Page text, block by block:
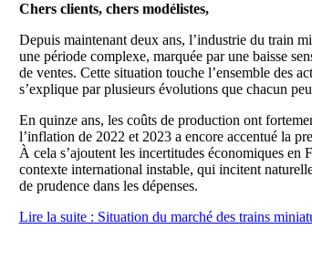
Chers clients, chers modélistes,
Depuis maintenant deux ans, l’industrie du train
une période complexe, marquée par une baisse
de ventes. Cette situation touche l’ensemble des
s’explique par plusieurs évolutions que chacun
En quinze ans, les coûts de production ont
l’inflation de 2022 et 2023 a encore accentué la
À cela s’ajoutent les incertitudes économiques en
contexte international instable, qui incitent
de prudence dans les dépenses.
Lire la suite : Situation du marché des trains